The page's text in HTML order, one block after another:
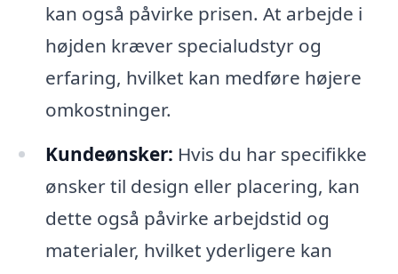
kan også påvirke prisen. At arbejde i
højden kræver specialudstyr og
erfaring, hvilket kan medføre højere
omkostninger.
Kundeønsker: Hvis du har specifikke
ønsker til design eller placering, kan
dette også påvirke arbejdstid og
materialer, hvilket yderligere kan